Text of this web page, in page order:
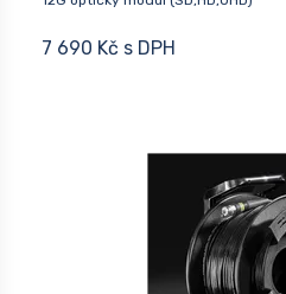
7 690 Kč s DPH